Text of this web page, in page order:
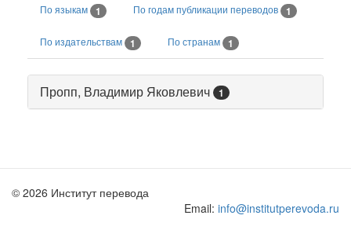
По языкам 1 По годам публикации переводов 1
По издательствам 1 По странам 1
Пропп, Владимир Яковлевич 1
© 2026 Институт перевода
Email: info@institutperevoda.ru